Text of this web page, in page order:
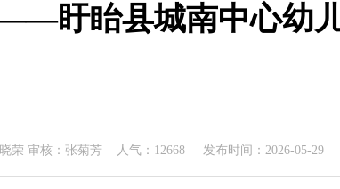
盱眙县城南中心幼
荣 审核：张菊芳 人气： 12668 发布时间：2026-05-29